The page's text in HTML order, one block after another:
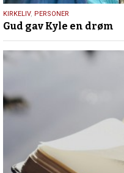
9.
juli
2026
KIRKELIV, PERSONER
Gud gav Kyle en drøm